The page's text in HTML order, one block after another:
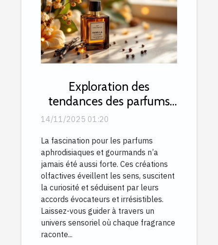
Exploration des
tendances des parfums
aphrodisiaques et
14/11/2025 01:20
La fascination pour les parfums
aphrodisiaques et gourmands n’a
jamais été aussi forte. Ces créations
olfactives éveillent les sens, suscitent
la curiosité et séduisent par leurs
accords évocateurs et irrésistibles.
Laissez-vous guider à travers un
univers sensoriel où chaque fragrance
raconte...